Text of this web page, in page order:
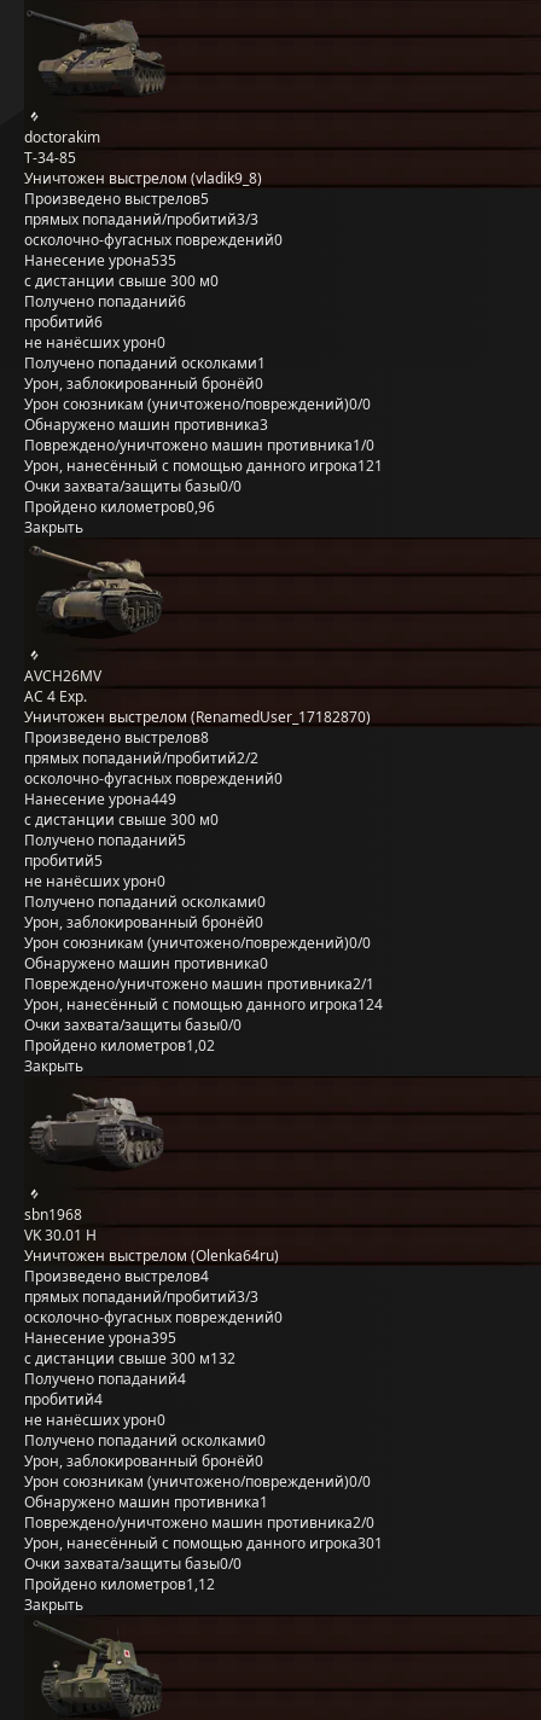
doctorakim
Т-34-85
Уничтожен выстрелом (vladik9_8)
Произведено выстрелов5
прямых попаданий/пробитий3/3
осколочно-фугасных повреждений0
Нанесение урона535
с дистанции свыше 300 м0
Получено попаданий6
пробитий6
не нанёсших урон0
Получено попаданий осколками1
Урон, заблокированный бронёй0
Урон союзникам (уничтожено/повреждений)0/0
Обнаружено машин противника3
Повреждено/уничтожено машин противника1/0
Урон, нанесённый с помощью данного игрока121
Очки захвата/защиты базы0/0
Пройдено километров0,96
Закрыть
AVCH26MV
AC 4 Exp.
Уничтожен выстрелом (RenamedUser_17182870)
Произведено выстрелов8
прямых попаданий/пробитий2/2
осколочно-фугасных повреждений0
Нанесение урона449
с дистанции свыше 300 м0
Получено попаданий5
пробитий5
не нанёсших урон0
Получено попаданий осколками0
Урон, заблокированный бронёй0
Урон союзникам (уничтожено/повреждений)0/0
Обнаружено машин противника0
Повреждено/уничтожено машин противника2/1
Урон, нанесённый с помощью данного игрока124
Очки захвата/защиты базы0/0
Пройдено километров1,02
Закрыть
sbn1968
VK 30.01 H
Уничтожен выстрелом (Olenka64ru)
Произведено выстрелов4
прямых попаданий/пробитий3/3
осколочно-фугасных повреждений0
Нанесение урона395
с дистанции свыше 300 м132
Получено попаданий4
пробитий4
не нанёсших урон0
Получено попаданий осколками0
Урон, заблокированный бронёй0
Урон союзникам (уничтожено/повреждений)0/0
Обнаружено машин противника1
Повреждено/уничтожено машин противника2/0
Урон, нанесённый с помощью данного игрока301
Очки захвата/защиты базы0/0
Пройдено километров1,12
Закрыть